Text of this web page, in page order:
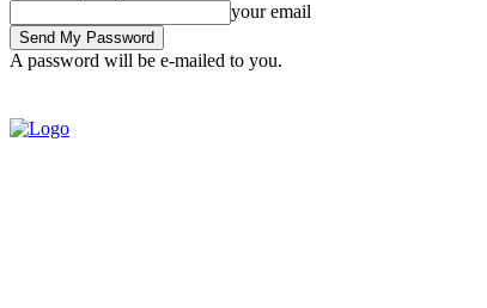
your email
A password will be e-mailed to you.